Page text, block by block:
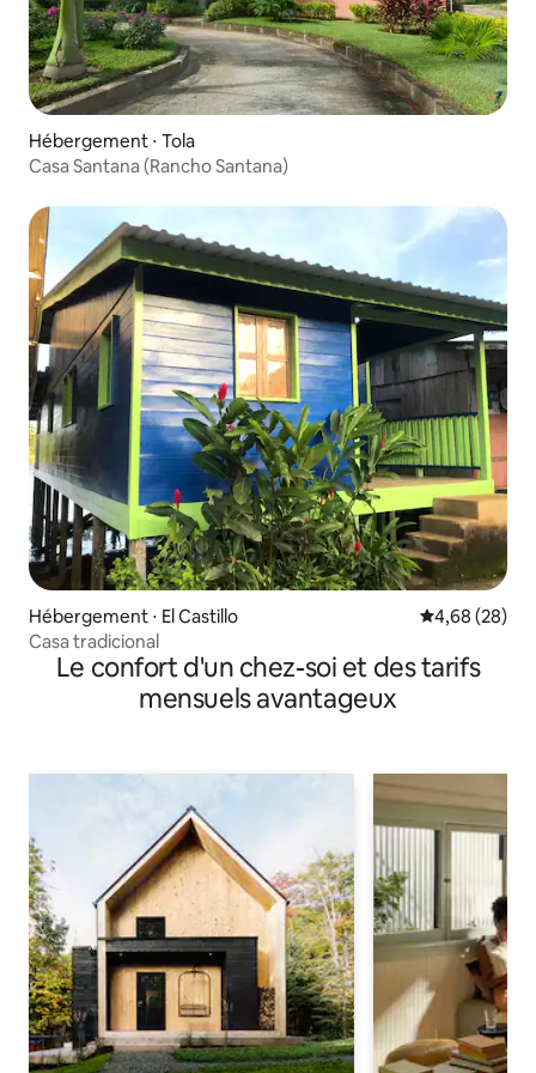
Hébergement ⋅ Tola
Casa Santana (Rancho Santana)
Hébergement ⋅ El Castillo Évaluation
4,68 (28)
Casa tradicional
Le confort d'un chez-soi et des tarifs
mensuels avantageux